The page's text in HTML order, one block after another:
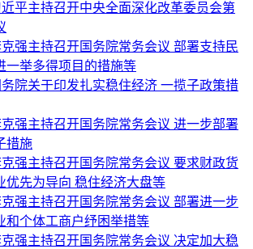
近平主持召开中央全面深化改革委员会第
强主持召开国务院常务会议 部署支持民
一举多得项目的措施等
务院关于印发扎实稳住经济 一揽子政策措
强主持召开国务院常务会议 进一步部署
措施
强主持召开国务院常务会议 要求财政货
优先为导向 稳住经济大盘等
强主持召开国务院常务会议 部署进一步
和个体工商户纾困举措等
强主持召开国务院常务会议 决定加大稳